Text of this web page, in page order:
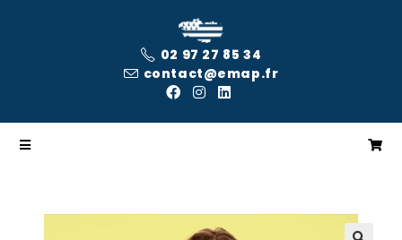
02 97 27 85 34
contact@emap.fr